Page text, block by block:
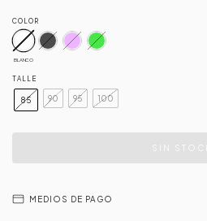
COLOR
BLANCO
TALLE
85 90 95 100
MEDIOS DE PAGO